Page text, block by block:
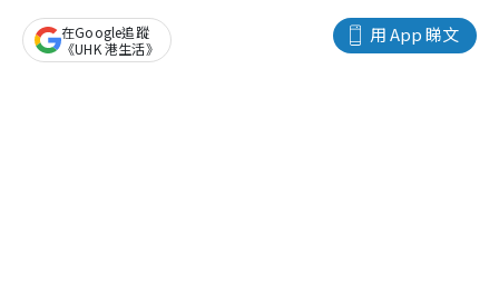
用 App 睇文
在Google追蹤
《UHK 港生活》